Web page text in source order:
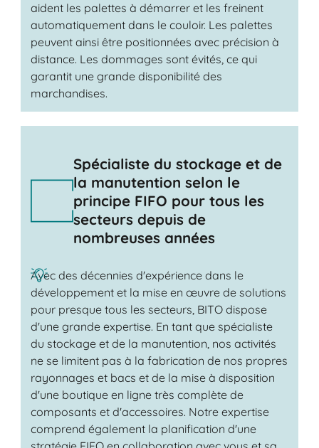
aident les palettes à démarrer et les freinent
automatiquement dans le couloir. Les palettes
peuvent ainsi être positionnées avec précision à
distance. Les dommages sont évités, ce qui
garantit une grande disponibilité des
marchandises.
Spécialiste du stockage et de
la manutention selon le
principe FIFO pour tous les
secteurs depuis de
nombreuses années
Avec des décennies d'expérience dans le
développement et la mise en œuvre de solutions
pour presque tous les secteurs, BITO dispose
d'une grande expertise. En tant que spécialiste
du stockage et de la manutention, nos activités
ne se limitent pas à la fabrication de nos propres
rayonnages et bacs et de la mise à disposition
d'une boutique en ligne très complète de
composants et d'accessoires. Notre expertise
comprend également la planification d'une